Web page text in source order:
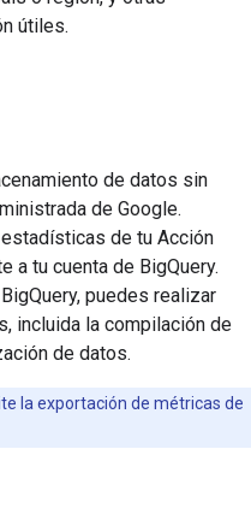
útiles.
de datos sin
de Google.
de tu Acción
a tu cuenta de BigQuery.
puedes realizar
incluida la compilación de
de datos.
la exportación de métricas de